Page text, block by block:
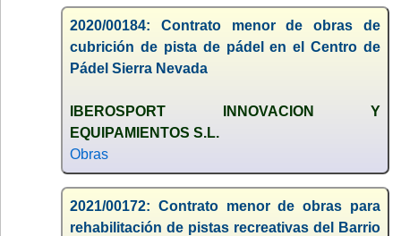
2020/00184: Contrato menor de obras de
cubrición de pista de pádel en el Centro de
Pádel Sierra Nevada
IBEROSPORT INNOVACION Y
EQUIPAMIENTOS S.L.
Obras
2021/00172: Contrato menor de obras para
rehabilitación de pistas recreativas del Barrio